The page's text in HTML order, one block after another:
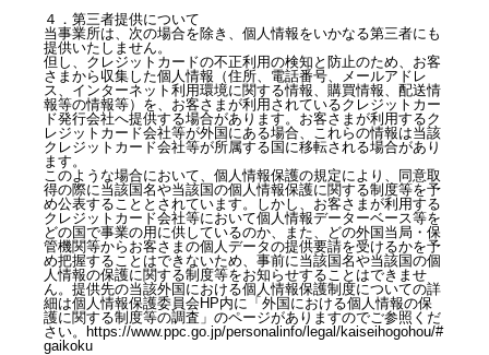
４．第三者提供について
当事業所は、次の場合を除き、個人情報をいかなる第三者にも
提供いたしません。
但し、クレジットカードの不正利用の検知と防止のため、お客
さまから収集した個人情報（住所、電話番号、メールアドレ
ス、インターネット利用環境に関する情報、購買情報、配送情
報等の情報等）を、お客さまが利用されているクレジットカー
ド発行会社へ提供する場合があります。お客さまが利用するク
レジットカード会社等が外国にある場合、これらの情報は当該
クレジットカード会社等が所属する国に移転される場合があり
ます。
このような場合において、個人情報保護の規定により、同意取
得の際に当該国名や当該国の個人情報保護に関する制度等を予
め公表することとされています。しかし、お客さまが利用する
クレジットカード会社等において個人情報データーベース等を
どの国で事業の用に供しているのか、また、どの外国当局・保
管機関等からお客さまの個人データの提供要請を受けるかを予
め把握することはできないため、事前に当該国名や当該国の個
人情報の保護に関する制度等をお知らせすることはできませ
ん。提供先の当該外国における個人情報保護制度についての詳
細は個人情報保護委員会HP内に「外国における個人情報の保
護に関する制度等の調査」のページがありますのでご参照くだ
さい。https://www.ppc.go.jp/personalinfo/legal/kaiseihogohou/#
gaikoku